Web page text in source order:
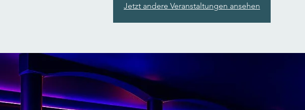
Jetzt andere Veranstaltungen ansehen